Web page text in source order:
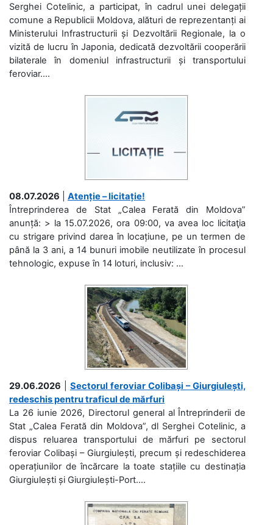
Serghei Cotelinic, a participat, în cadrul unei delegații
comune a Republicii Moldova, alături de reprezentanți ai
Ministerului Infrastructurii și Dezvoltării Regionale, la o
vizită de lucru în Japonia, dedicată dezvoltării cooperării
bilaterale în domeniul infrastructurii și transportului
feroviar....
08.07.2026
Atenție – licitație!
Întreprinderea de Stat „Calea Ferată din Moldova”
anunță: > la 15.07.2026, ora 09:00, va avea loc licitaţia
cu strigare privind darea în locațiune, pe un termen de
până la 3 ani, a 14 bunuri imobile neutilizate în procesul
tehnologic, expuse în 14 loturi, inclusiv: ...
29.06.2026
Sectorul feroviar Colibași – Giurgiulești,
redeschis pentru traficul de mărfuri
La 26 iunie 2026, Directorul general al Întreprinderii de
Stat „Calea Ferată din Moldova”, dl Serghei Cotelinic, a
dispus reluarea transportului de mărfuri pe sectorul
feroviar Colibași – Giurgiulești, precum și redeschiderea
operațiunilor de încărcare la toate stațiile cu destinația
Giurgiulești și Giurgiulești-Port....